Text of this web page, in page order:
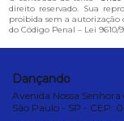
direito reservado. Sua
proibida sem a autorização
do Código Penal – Lei 9610/
Dançando
Avenida Nossa
São Paulo - SP - CEP: